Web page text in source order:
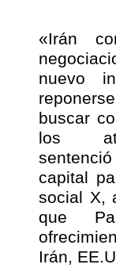
«Irán
nuevo
buscar
los
capital
social X,
que
Irán,